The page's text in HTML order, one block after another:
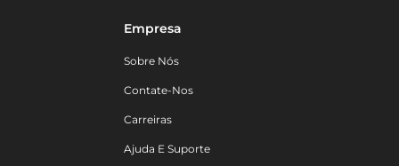
Empresa
Sobre Nós
Contate-Nos
Carreiras
Ajuda E Suporte